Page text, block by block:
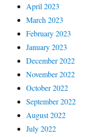
April 2023
March 2023
February 2023
January 2023
December 2022
November 2022
October 2022
September 2022
August 2022
July 2022